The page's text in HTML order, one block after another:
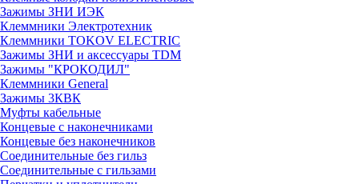
Зажимы ЗНИ ИЭК
Клеммники Электротехник
Клеммники TOKOV ELECTRIC
Зажимы ЗНИ и аксессуары TDM
Зажимы "КРОКОДИЛ"
Клеммники General
Зажимы 3КВК
Муфты кабельные
Концевые с наконечниками
Концевые без наконечников
Соединительные без гильз
Соединительные с гильзами